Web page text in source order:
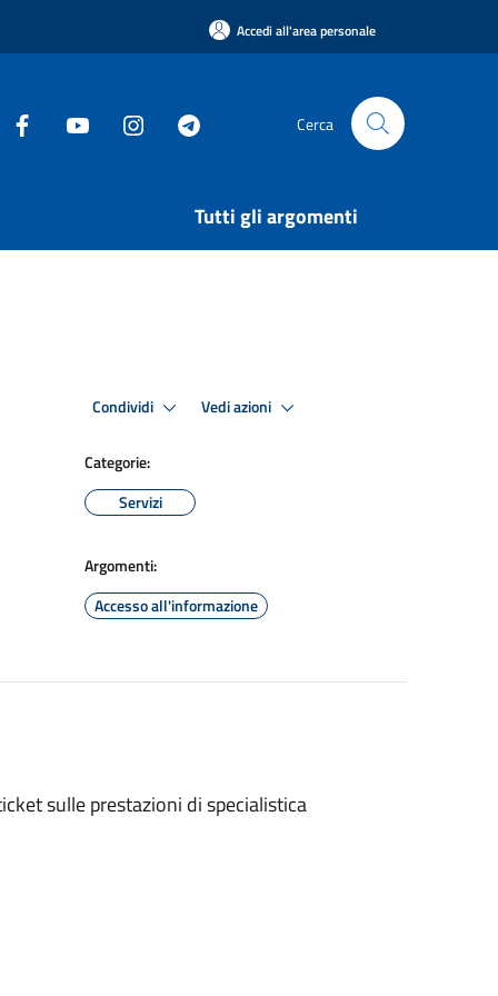
Accedi all'area personale
Cerca
Tutti gli argomenti
Condividi Vedi azioni
Categorie:
Servizi
Argomenti:
Accesso all'informazione
sulle prestazioni di specialistica